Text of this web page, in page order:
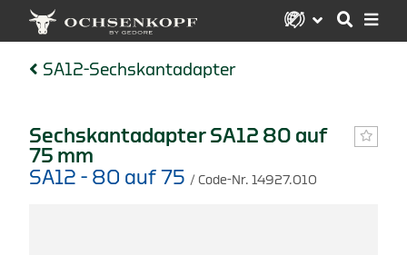
SA12-Sechskantadapter
Sechskantadapter SA12 80 auf
75 mm
SA12 - 80 auf 75 / Code-Nr. 14927.010